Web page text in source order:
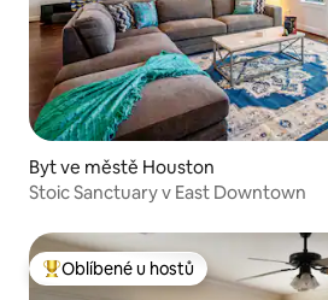
Byt ve městě Houston
Stoic Sanctuary v East Downtown
Nejlepší v kategorii Oblíbené u hostů
Oblíbené u hostů